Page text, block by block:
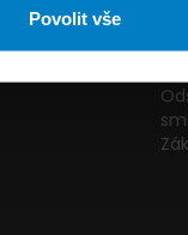
Povolit vše